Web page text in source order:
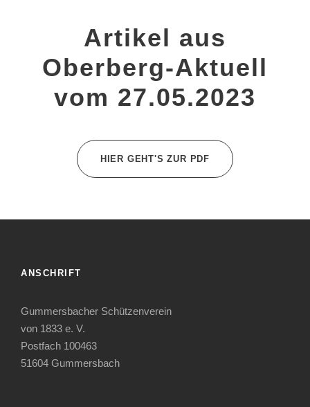
Artikel aus
Oberberg-Aktuell
vom 27.05.2023
HIER GEHT'S ZUR PDF
ANSCHRIFT
Gummersbacher Schützenverein
von 1833 e. V.
Postfach 100463
51604 Gummersbach